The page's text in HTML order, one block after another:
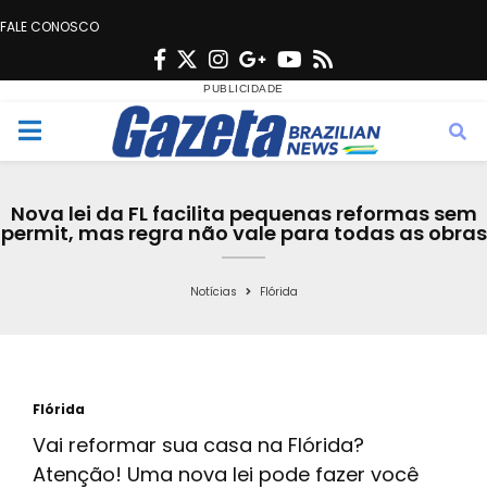
FALE CONOSCO
F
c
e
o
T
w
i
t
e
n
s
t
g
r
a
G
o
o
g
e
Y
u
t
b
s
M
n
Nova lei da FL facilita pequenas reformas sem
permit, mas regra não vale para todas as obras
Notícias Flórida
Flórida
Vai reformar sua casa na Flórida?
Atenção! Uma nova lei pode fazer você